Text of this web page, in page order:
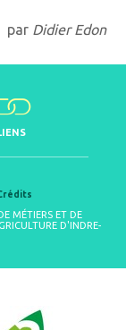
par Didier Edon
MÉTIERS ET DE
D'INDRE-